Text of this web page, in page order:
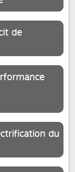
de
du